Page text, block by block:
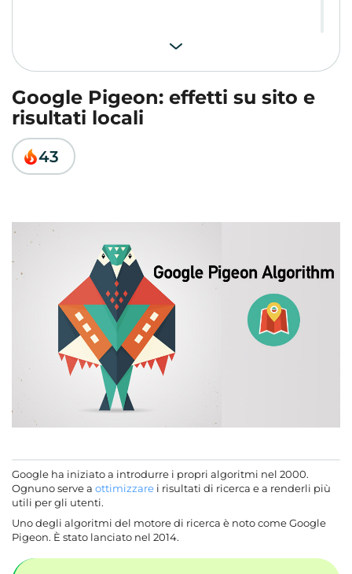
Google Pigeon: effetti su sito e
risultati locali
43
Google ha iniziato a introdurre i propri algoritmi nel 2000.
Ognuno serve a ottimizzare i risultati di ricerca e a renderli più
utili per gli utenti.
Uno degli algoritmi del motore di ricerca è noto come Google
Pigeon. È stato lanciato nel 2014.